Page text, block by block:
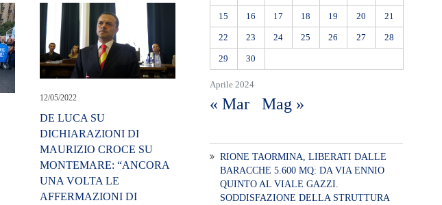
12/05/2022
DE LUCA SU
DICHIARAZIONI DI
MAURIZIO CROCE SU
MONTEMARE: “ANCORA
UNA VOLTA LE
AFFERMAZIONI DI
Aprile 2024
15 16 17 18 19 20 21
22 23 24 25 26 27 28
29 30
« Mar Mag »
RIONE TAORMINA, LIBERATI DALLE
BARACCHE 5.600 MQ: DA VIA ENNIO
QUINTO AL VIALE GAZZI.
SODDISFAZIONE DELLA STRUTTURA